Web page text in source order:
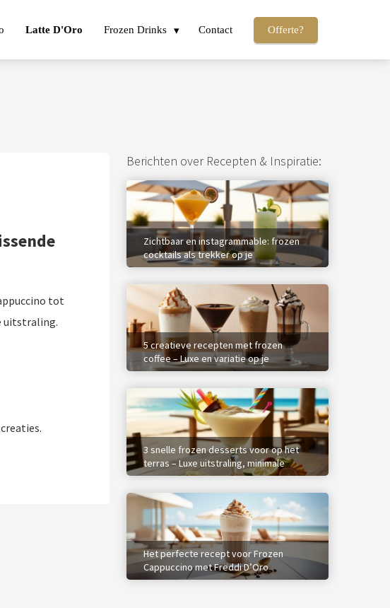
Latte D'Oro Frozen Drinks Contact Offerte?
tot
uitstraling.
Berichten over Recepten & Inspiratie:
Zichtbaar en instagrammable: frozen
cocktails als trekker op je
zomermenukaart
5 creatieve recepten met frozen
coffee – Luxe en variatie op je
menukaart
3 snelle frozen desserts voor op het
terras – Luxe uitstraling, minimale
inspanning
Het perfecte recept voor Frozen
Cappuccino met Freddi D’Oro